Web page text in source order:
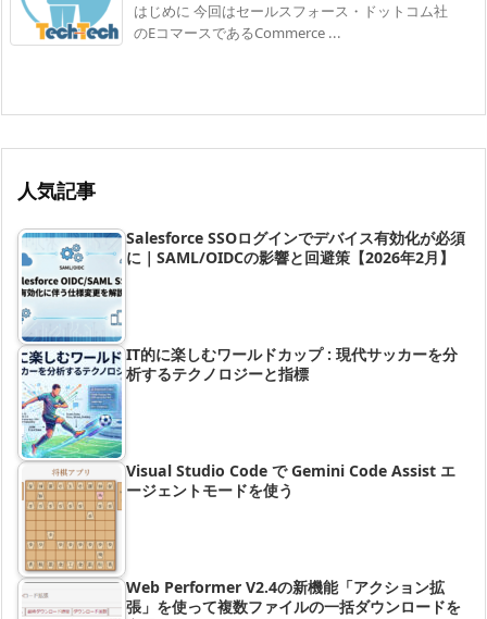
はじめに 今回はセールスフォース・ドットコム社
のEコマースであるCommerce ...
人気記事
Salesforce SSOログインでデバイス有効化が必須
に｜SAML/OIDCの影響と回避策【2026年2月】
IT的に楽しむワールドカップ : 現代サッカーを分
析するテクノロジーと指標
Visual Studio Code で Gemini Code Assist エ
ージェントモードを使う
Web Performer V2.4の新機能「アクション拡
張」を使って複数ファイルの一括ダウンロードを